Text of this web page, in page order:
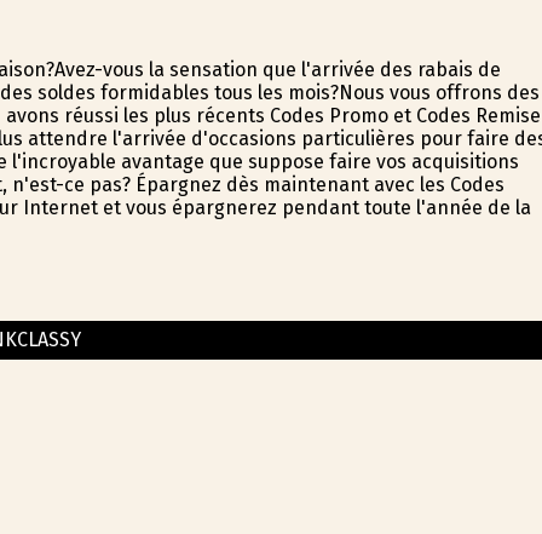
vous la sensation que l'arrivée des rabais de
soldes formidables tous les mois?Nous vous offrons des
réussi les plus récents Codes Promo et Codes Remise
attendre l'arrivée d'occasions particulières pour faire
l'incroyable avantage que suppose faire vos acquisitions
ce pas? Épargnez dès maintenant avec les Codes
Internet et vous épargnerez pendant toute l'année de la